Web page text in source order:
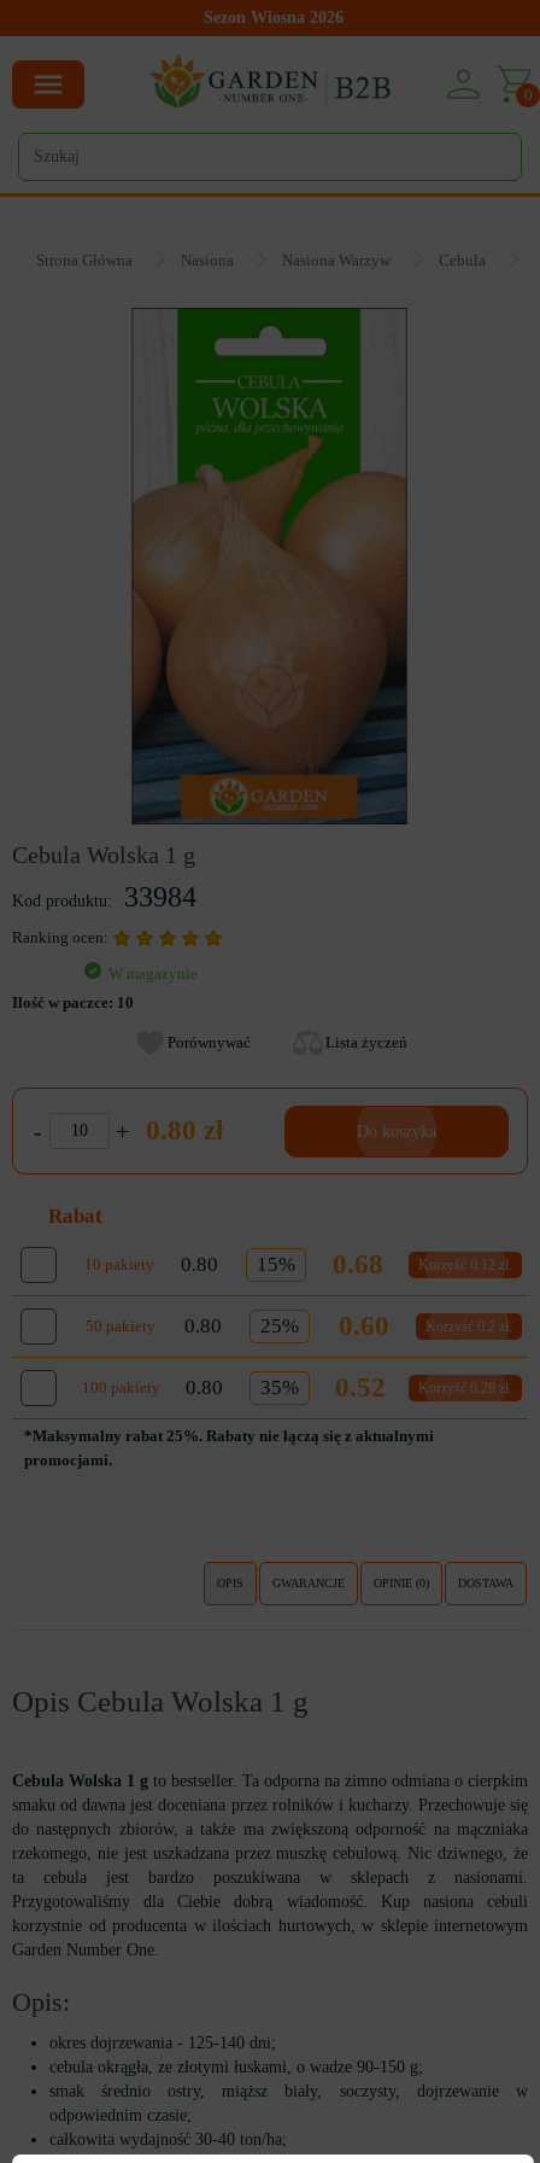
Sezon Wiosna 2026
0
Strona Główna Nasiona Nasiona Warzyw Cebula
Cebula Wolska 1 g
Kod produktu: 33984
Ranking ocen:
W magazynie
Ilość w paczce: 10
Porównywać Lista życzeń
- + 0.80 zł Do koszyka
Rabat
10 pakiety 0.80 15% 0.68 Korzyść 0.12 zł.
50 pakiety 0.80 25% 0.60 Korzyść 0.2 zł.
100 pakiety 0.80 35% 0.52 Korzyść 0.28 zł.
*Maksymalny rabat 25%. Rabaty nie łączą się z aktualnymi
promocjami.
OPIS GWARANCJE OPINIE (0) DOSTAWA
Opis Cebula Wolska 1 g
Cebula Wolska 1 g to bestseller. Ta odporna na zimno odmiana o cierpkim
smaku od dawna jest doceniana przez rolników i kucharzy. Przechowuje się
do następnych zbiorów, a także ma zwiększoną odporność na mączniaka
rzekomego, nie jest uszkadzana przez muszkę cebulową. Nic dziwnego, że
ta cebula jest bardzo poszukiwana w sklepach z nasionami.
Przygotowaliśmy dla Ciebie dobrą wiadomość. Kup nasiona cebuli
korzystnie od producenta w ilościach hurtowych, w sklepie internetowym
Garden Number One.
Opis:
okres dojrzewania - 125-140 dni;
cebula okrągła, ze złotymi łuskami, o wadze 90-150 g;
smak średnio ostry, miąższ biały, soczysty, dojrzewanie w
odpowiednim czasie;
całkowita wydajność 30-40 ton/ha;